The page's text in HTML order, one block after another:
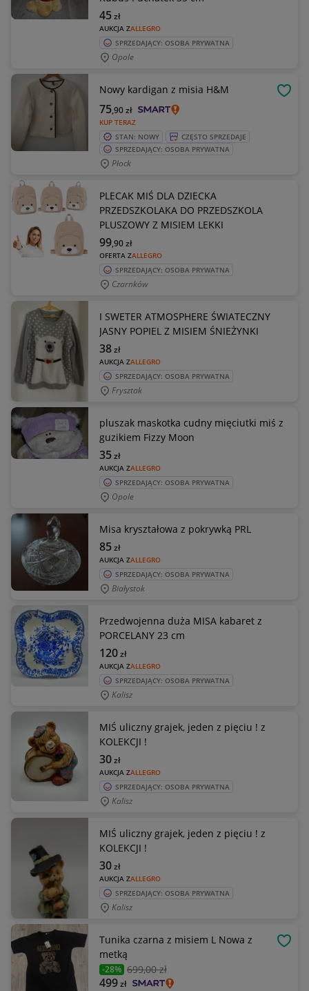
AUKCJA ZALLEGRO
45zł
SPRZEDAJĄCY: OSOBA PRYWATNA
Opole
Nowy kardigan z misia H&M
KUP TERAZ
75,90zł
STAN: NOWY
CZĘSTO SPRZEDAJE
SPRZEDAJĄCY: OSOBA PRYWATNA
Płock
PLECAK MIŚ DLA DZIECKA
PRZEDSZKOLAKA DO PRZEDSZKOLA
PLUSZOWY Z MISIEM LEKKI
OFERTA ZALLEGRO
99,90zł
SPRZEDAJĄCY: OSOBA PRYWATNA
Czarnków
I SWETER ATMOSPHERE ŚWIATECZNY
JASNY POPIEL Z MISIEM ŚNIEŻYNKI
AUKCJA ZALLEGRO
38zł
SPRZEDAJĄCY: OSOBA PRYWATNA
Frysztak
pluszak maskotka cudny mięciutki miś z
guzikiem Fizzy Moon
AUKCJA ZALLEGRO
35zł
SPRZEDAJĄCY: OSOBA PRYWATNA
Opole
Misa kryształowa z pokrywką PRL
AUKCJA ZALLEGRO
85zł
SPRZEDAJĄCY: OSOBA PRYWATNA
Białystok
Przedwojenna duża MISA kabaret z
PORCELANY 23 cm
AUKCJA ZALLEGRO
120zł
SPRZEDAJĄCY: OSOBA PRYWATNA
Kalisz
MIŚ uliczny grajek, jeden z pięciu ! z
KOLEKCJI !
AUKCJA ZALLEGRO
30zł
SPRZEDAJĄCY: OSOBA PRYWATNA
Kalisz
MIŚ uliczny grajek, jeden z pięciu ! z
KOLEKCJI !
AUKCJA ZALLEGRO
30zł
SPRZEDAJĄCY: OSOBA PRYWATNA
Kalisz
Tunika czarna z misiem L Nowa z
metką
-28% 699,00 zł
499zł